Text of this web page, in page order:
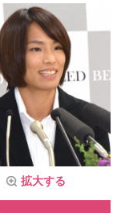
拡大する